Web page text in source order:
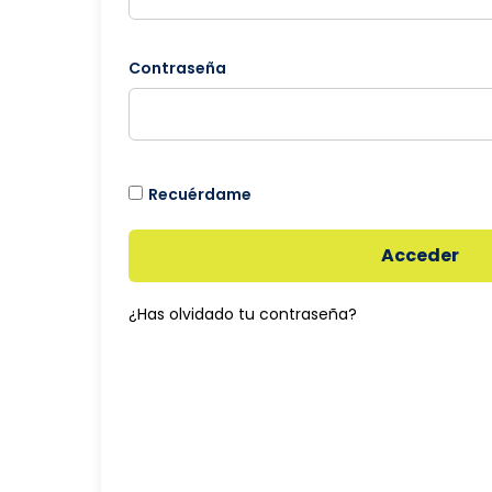
Contraseña
Recuérdame
Acceder
¿Has olvidado tu contraseña?